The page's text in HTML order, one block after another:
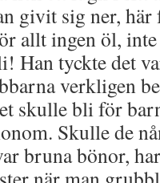
givit sig ner,
allt ingen öl, inte
Han tyckte det
verkligen
skulle bli för
Skulle de
bruna bönor,